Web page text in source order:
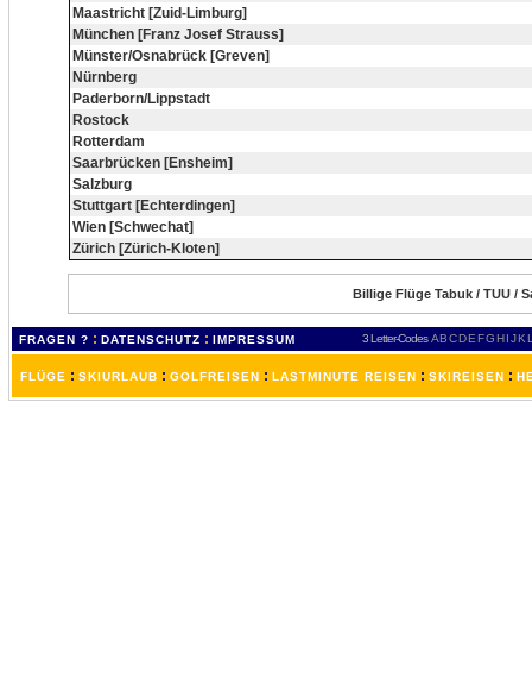
Maastricht [Zuid-Limburg]
München [Franz Josef Strauss]
Münster/Osnabrück [Greven]
Nürnberg
Paderborn/Lippstadt
Rostock
Rotterdam
Saarbrücken [Ensheim]
Salzburg
Stuttgart [Echterdingen]
Wien [Schwechat]
Zürich [Zürich-Kloten]
Billige Flüge Tabuk / TUU /
FRAGEN ? : DATENSCHUTZ : IMPRESSUM 3 Letter-Codes ABCDEFGH IJKL
FLÜGE : SKIURLAUB : GOLFREISEN : LASTMINUTE REISEN : SKIREISEN :